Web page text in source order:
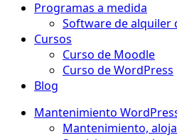
Programas a medida
Software de alquiler
Cursos
Curso de Moodle
Curso de WordPress
Blog
Mantenimiento
Mantenimiento,